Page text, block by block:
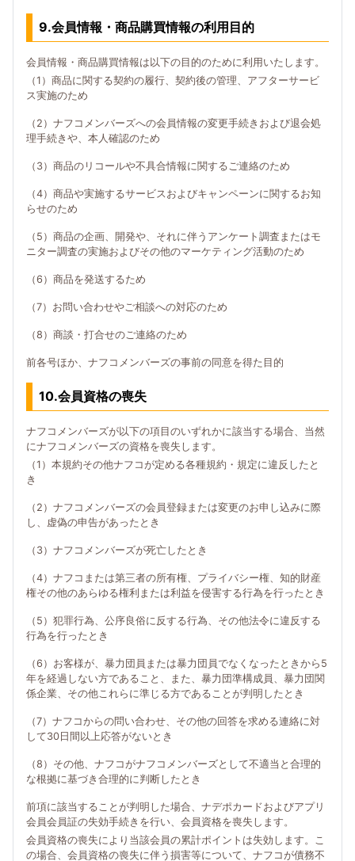
9.会員情報・商品購買情報の利用目的
会員情報・商品購買情報は以下の目的のために利用いたします。
（1）商品に関する契約の履行、契約後の管理、アフターサービ
ス実施のため
（2）ナフコメンバーズへの会員情報の変更手続きおよび退会処
理手続きや、本人確認のため
（3）商品のリコールや不具合情報に関するご連絡のため
（4）商品や実施するサービスおよびキャンペーンに関するお知
らせのため
（5）商品の企画、開発や、それに伴うアンケート調査またはモ
ニター調査の実施およびその他のマーケティング活動のため
（6）商品を発送するため
（7）お問い合わせやご相談への対応のため
（8）商談・打合せのご連絡のため
前各号ほか、ナフコメンバーズの事前の同意を得た目的
10.会員資格の喪失
ナフコメンバーズが以下の項目のいずれかに該当する場合、当然
にナフコメンバーズの資格を喪失します。
（1）本規約その他ナフコが定める各種規約・規定に違反したと
き
（2）ナフコメンバーズの会員登録または変更のお申し込みに際
し、虚偽の申告があったとき
（3）ナフコメンバーズが死亡したとき
（4）ナフコまたは第三者の所有権、プライバシー権、知的財産
権その他のあらゆる権利または利益を侵害する行為を行ったとき
（5）犯罪行為、公序良俗に反する行為、その他法令に違反する
行為を行ったとき
（6）お客様が、暴力団員または暴力団員でなくなったときから5
年を経過しない方であること、また、暴力団準構成員、暴力団関
係企業、その他これらに準じる方であることが判明したとき
（7）ナフコからの問い合わせ、その他の回答を求める連絡に対
して30日間以上応答がないとき
（8）その他、ナフコがナフコメンバーズとして不適当と合理的
な根拠に基づき合理的に判断したとき
前項に該当することが判明した場合、ナデポカードおよびアプリ
会員会員証の失効手続きを行い、会員資格を喪失します。
会員資格の喪失により当該会員の累計ポイントは失効します。こ
の場合、会員資格の喪失に伴う損害等について、ナフコが債務不